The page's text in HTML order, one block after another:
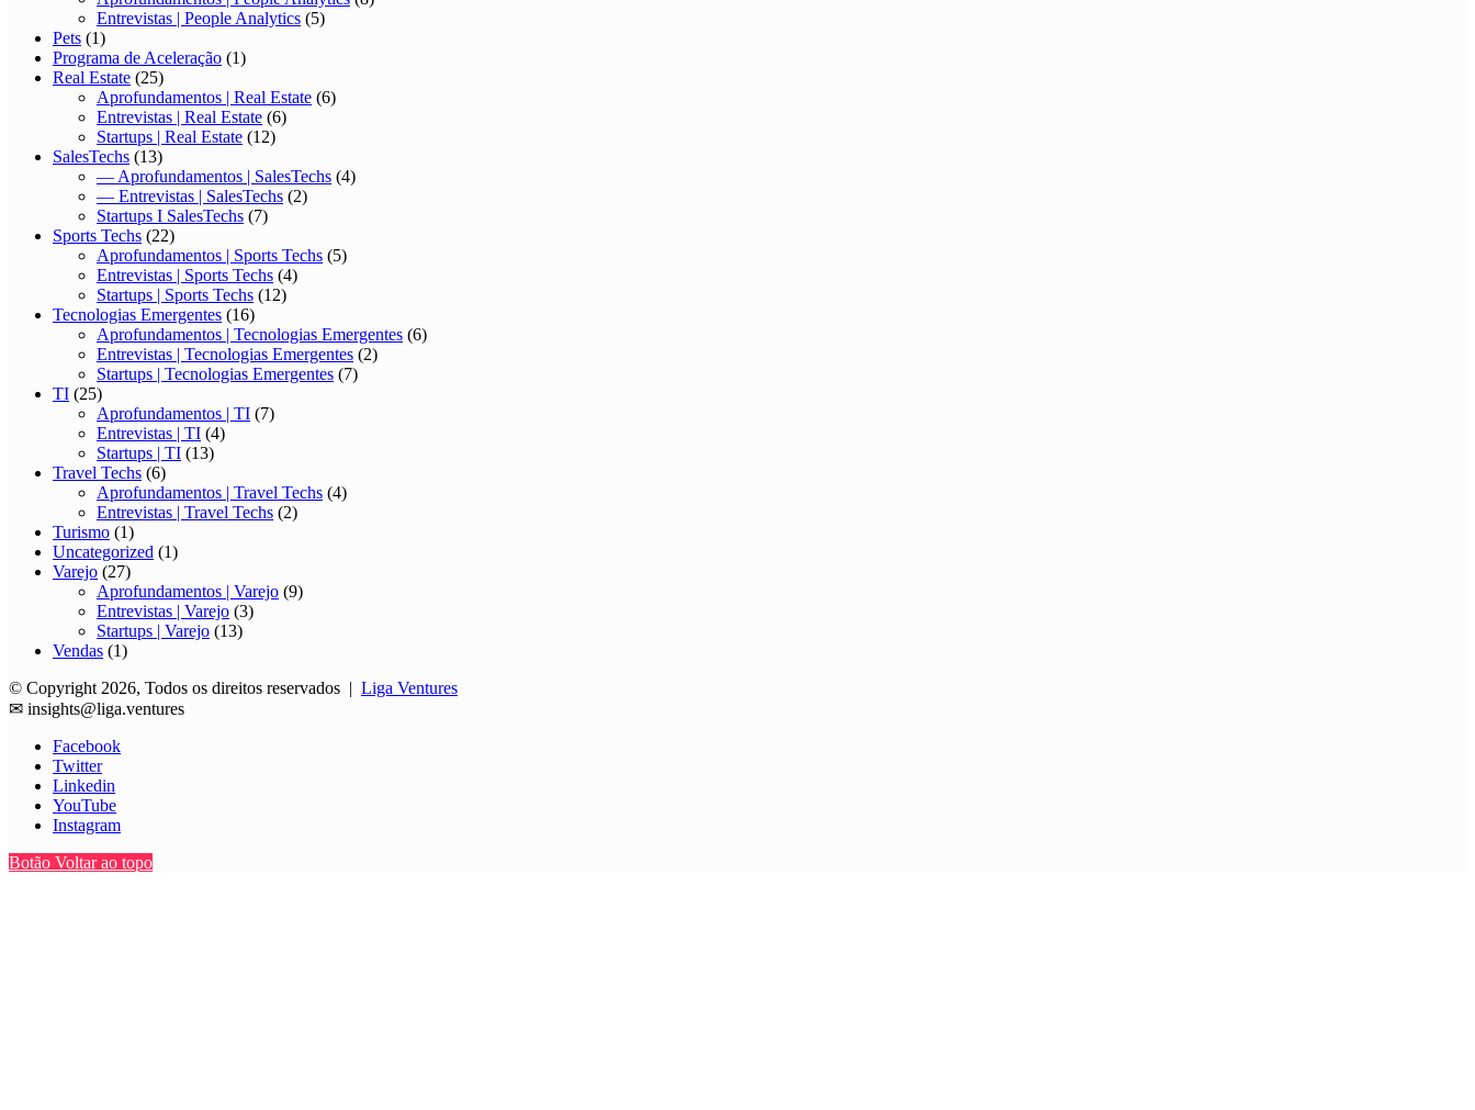
Entrevistas | People Analytics (5)
Pets (1)
Programa de Aceleração (1)
Real Estate (25)
Aprofundamentos | Real Estate (6)
Entrevistas | Real Estate (6)
Startups | Real Estate (12)
SalesTechs (13)
— Aprofundamentos | SalesTechs (4)
— Entrevistas | SalesTechs (2)
Startups I SalesTechs (7)
Sports Techs (22)
Aprofundamentos | Sports Techs (5)
Entrevistas | Sports Techs (4)
Startups | Sports Techs (12)
Tecnologias Emergentes (16)
Aprofundamentos | Tecnologias Emergentes (6)
Entrevistas | Tecnologias Emergentes (2)
Startups | Tecnologias Emergentes (7)
TI (25)
Aprofundamentos | TI (7)
Entrevistas | TI (4)
Startups | TI (13)
Travel Techs (6)
Aprofundamentos | Travel Techs (4)
Entrevistas | Travel Techs (2)
Turismo (1)
Uncategorized (1)
Varejo (27)
Aprofundamentos | Varejo (9)
Entrevistas | Varejo (3)
Startups | Varejo (13)
Vendas (1)
© Copyright 2026, Todos os direitos reservados | Liga Ventures
✉ insights@liga.ventures
Facebook
Twitter
Linkedin
YouTube
Instagram
Botão Voltar ao topo